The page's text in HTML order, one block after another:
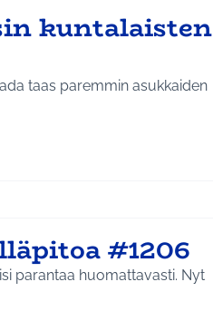
kuntalaisten
taas paremmin asukkaiden
#1206
parantaa huomattavasti. Nyt